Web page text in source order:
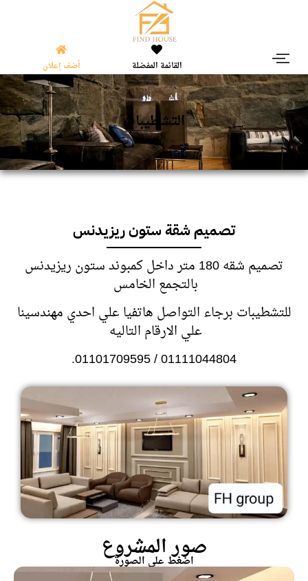
القائمة المفضلة أضف إعلان
التشطيبات
تصميم شقة ستون ريزيدنس
تصميم شقه 180 متر داخل كمبوند ستون ريزيدنس
بالتجمع الخامس
للتشطيبات برجاء التواصل هاتفيا علي احدي مهندسينا
علي الارقام التاليه
01111044804 / 01101709595.
صور المشروع
اضغط علي الصورة